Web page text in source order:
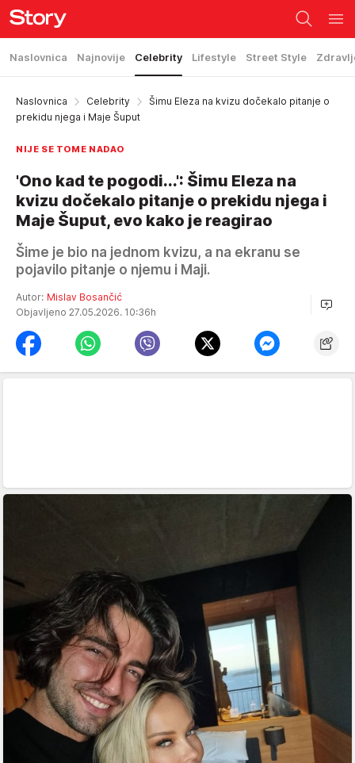
Naslovnica Najnovije Celebrity Lifestyle Street Style
Naslovnica Celebrity
Šimu Eleza na kvizu dočekalo pitanje o
prekidu njega i Maje Šuput
NIJE SE TOME NADAO
'Ono kad te pogodi...': Šimu Eleza na
kvizu dočekalo pitanje o prekidu njega i
Maje Šuput, evo kako je reagirao
Šime je bio na jednom kvizu, a na ekranu se
pojavilo pitanje o njemu i Maji.
Autor: Mislav Bosančić
Objavljeno 27.05.2026. 10:36h